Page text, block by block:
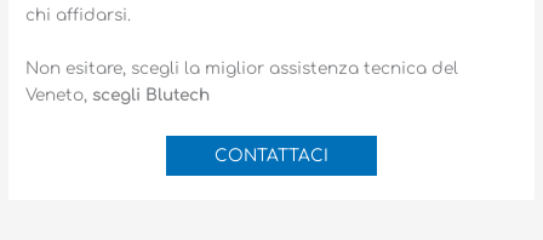
chi affidarsi.
Non esitare, scegli la miglior assistenza tecnica del
Veneto, scegli Blutech
CONTATTACI